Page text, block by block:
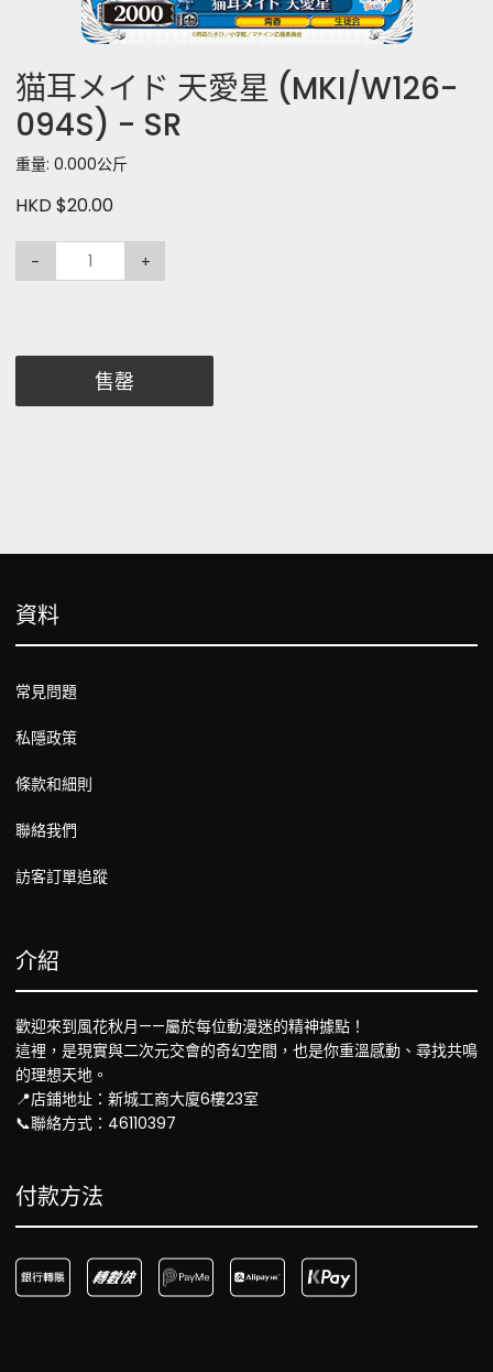
猫耳メイド 天愛星 (MKI/W126-
094S) - SR
重量: 0.000公斤
HKD $20.00
- +
售罄
資料
常見問題
私隱政策
條款和細則
聯絡我們
訪客訂單追蹤
介紹
歡迎來到風花秋月——屬於每位動漫迷的精神據點！
這裡，是現實與二次元交會的奇幻空間，也是你重溫感動、尋找共鳴
的理想天地。
📍店鋪地址：新城工商大廈6樓23室
📞聯絡方式：46110397
付款方法